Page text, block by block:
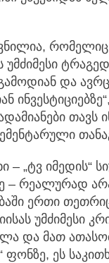
უმძიმესი
და
თავს
„ტვ იმედის“
– რეალურად
ერთი
უმძიმესი
და მათ
ფონზე, ეს